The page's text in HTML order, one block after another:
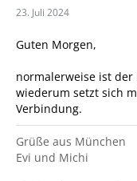
23. Juli 2024
Guten Morgen,
normalerweise ist
wiederum setzt sich
Verbindung.
Grüße aus München
Evi und Michi